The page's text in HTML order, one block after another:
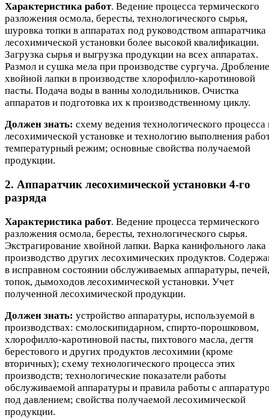
Характеристика работ. Ведение процесса термического
разложения осмола, бересты, технологического сырья,
шуровка топки в аппаратах под руководством аппаратчика
лесохимической установки более высокой квалификации.
Загрузка сырья и выгрузка продукции на всех аппаратах.
Размол и сушка мела при производстве сургуча. Дробление
хвойной лапки в производстве хлорофилло-каротиновой
пасты. Подача воды в ванны холодильников. Очистка
аппаратов и подготовка их к производственному циклу.
Должен знать: схему ведения технологического процесса
лесохимической установке и технологию выполнения
температурный режим; основные свойства получаемой
продукции.
2. Аппаратчик лесохимической установки 4-го
разряда
Характеристика работ. Ведение процесса термического
разложения осмола, бересты, технологического сырья.
Экстрагирование хвойной лапки. Варка канифольного лака
производство других лесохимических продуктов.
в исправном состоянии обслуживаемых аппаратуры, печей,
топок, дымоходов лесохимической установки. Учет
полученной лесохимической продукции.
Должен знать: устройство аппаратуры, используемой в
производствах: смолоскипидарном, спирто-порошковом,
хлорофилло-каротиновой пасты, пихтового масла, дегтя
берестового и других продуктов лесохимии (кроме
вторичных); схему технологического процесса этих
производств; технологические показатели работы
обслуживаемой аппаратуры и правила работы с
под давлением; свойства получаемой лесохимической
продукции.